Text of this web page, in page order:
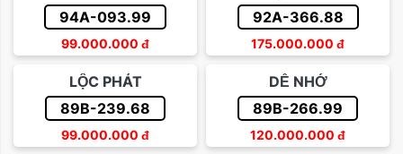
94A-093.99
99.000.000 đ
92A-366.88
175.000.000 đ
LỘC PHÁT
89B-239.68
99.000.000 đ
DỄ NHỚ
89B-266.99
120.000.000 đ